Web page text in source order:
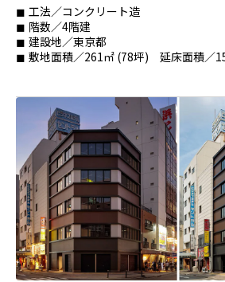
工法／コンクリート造
階数／4階建
️建設地／東京都
敷地面積／261㎡ (78坪) 延床面積／